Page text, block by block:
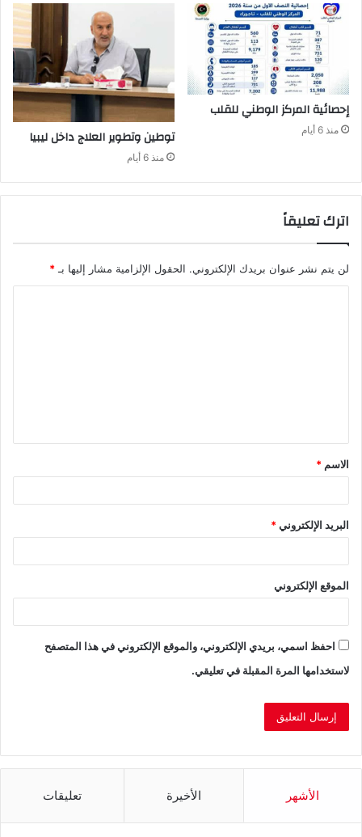
إحصائية‭ ‬المركز‭ ‬الوطني‭ ‬للقلب
منذ 6 أيام توطين‭ ‬وتطوير‭ ‬العلاج‭ ‬داخل‭ ‬ليبيا‭ ‬
منذ 6 أيام
اترك تعليقاً
لن يتم نشر عنوان بريدك الإلكتروني. الحقول الإلزامية مشار إليها بـ*
ق
*
الاسم *
البريد الإلكتروني*
الموقع الإلكتروني
احفظ اسمي، بريدي الإلكتروني، والموقع الإلكتروني في هذا المتصفح
لاستخدامها المرة المقبلة في تعليقي.
الأشهر الأخيرة تعليقات